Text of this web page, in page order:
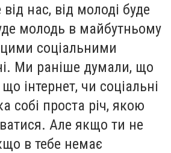
нас, від молоді буде
молодь в майбутньому
соціальними
Ми раніше думали, що
інтернет, чи соціальні
собі проста річ, якою
Але якщо ти не
в тебе немає